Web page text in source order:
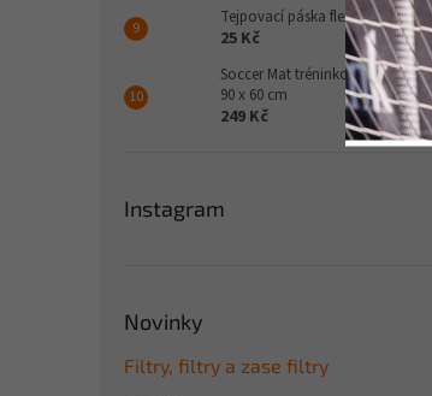
Tejpovací páska flexibilní
25 Kč
Soccer Mat tréninková podložka
90 x 60 cm
249 Kč
Instagram
Novinky
Filtry, filtry a zase filtry